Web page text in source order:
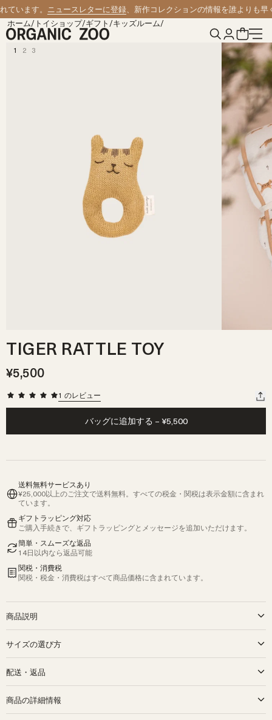
コンテンツへスキップ
います。ニュースレターに登録、新作コレクションの情報を誰よりも早く
ホーム/ トイショップ/ギフト /キッズルーム/
1 2 3
TIGER RATTLE TOY
¥5,500
1 のレビュー
バッグに追加する –¥5,500
送料無料サービスあり
¥25,000以上のご注文で送料無料。すべての税金・関税は表示金額に含まれ
ています。
ギフトラッピング対応
ご購入手続きで、ギフトラッピングとメッセージを追加いただけます。
簡単・スムーズな返品
14日以内なら返品可能
関税・消費税
関税・税金・消費税はすべて商品価格に含まれています。
商品説明
This knitted Tiger Rattle with a delicate bell is the perfect companion for
new born babies.
a little one to keep in for life.
Hand knitted in 100% Baby Alpaca wool
Bell inside to stimulate hearing
Hypoallergenic and antibacterial material
Eco-friendly and non-toxic dyes
サイズの選び方
ギフト選びの際に、もっとも多くいただくのが サイズに関するご質問 で
す。 そこで、より選びやすくなるようにサイズ選びのポイントをまとめ
Organic Zoo のお洋服は、心地よさとほどよいゆとりを大切にデザイン
配送・返品
配送
通常配送（9営業日以内）：¥1,980
商品の詳細情報